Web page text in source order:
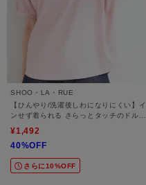
SHOO・LA・RUE
【ひんやり/洗濯後しわになりにくい】イ
ンせず着られる さらっとタッチのドルマ
ンブラウス
¥1,492
40%OFF
さらに10%OFF